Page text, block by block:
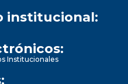
institucional:
Institucionales